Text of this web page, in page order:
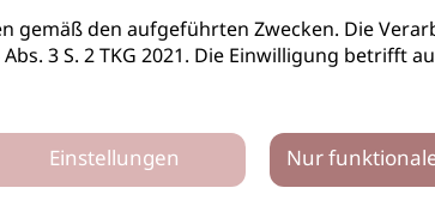
gemäß den aufgeführten Zwecken. Die
Abs. 3 S. 2 TKG 2021. Die Einwilligung
Einstellungen Nur